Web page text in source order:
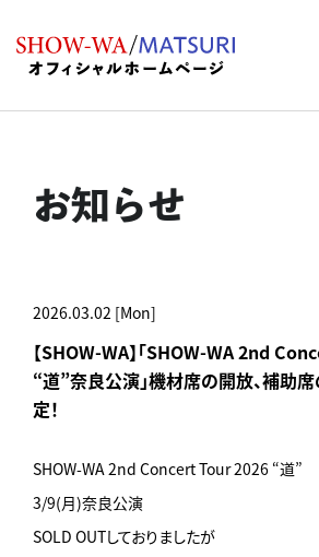
お知らせ
2026.03.02 [Mon]
【SHOW-WA】「SHOW-WA 2nd
“道”奈良公演」機材席の開放、補助
定！
SHOW-WA 2nd Concert Tour 2026 “道”
3/9(月)奈良公演
SOLD OUTしておりましたが